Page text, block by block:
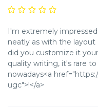
I'm extremely
neatly as with the layout
did you customize it
quality writing, it's rare
nowadays<a
ugc">!</a>